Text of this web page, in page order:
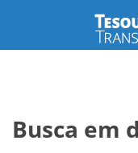
Busca em